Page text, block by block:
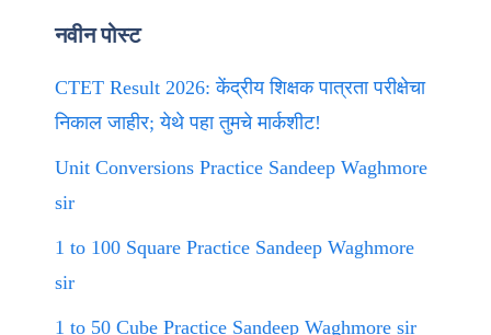
नवीन पोस्ट
CTET Result 2026: केंद्रीय शिक्षक पात्रता परीक्षेचा
निकाल जाहीर; येथे पहा तुमचे मार्कशीट!
Unit Conversions Practice Sandeep Waghmore
sir
1 to 100 Square Practice Sandeep Waghmore
sir
1 to 50 Cube Practice Sandeep Waghmore sir